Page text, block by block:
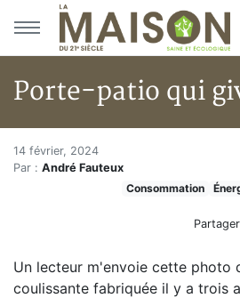
Aller au menu principal
Aller au contenu principal
Porte-patio qui
Accueil
Articles
Porte-patio qui
14 février, 2024
Par : André Fauteux
Consommation
Un lecteur m'envoie cette photo
coulissante fabriquée il y a trois